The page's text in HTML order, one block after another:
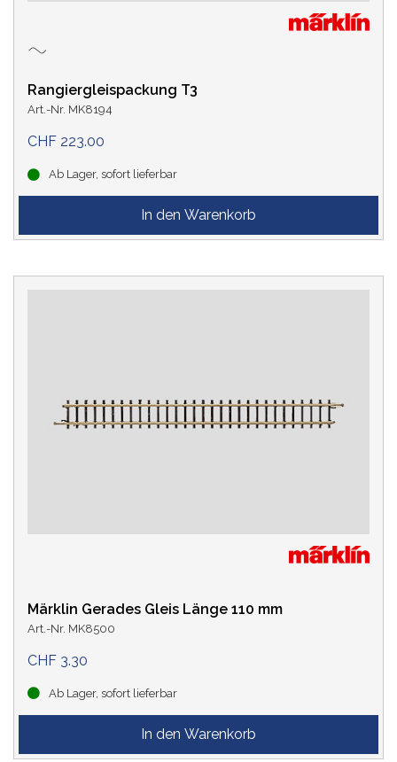
Rangiergleispackung T3
Art.-Nr. MK8194
CHF 223.00
Ab Lager, sofort lieferbar
Märklin Gerades Gleis Länge 110 mm
Art.-Nr. MK8500
CHF 3.30
Ab Lager, sofort lieferbar